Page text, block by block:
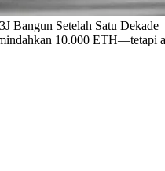
Bangun Setelah Satu Dekade
10.000 ETH—tetapi